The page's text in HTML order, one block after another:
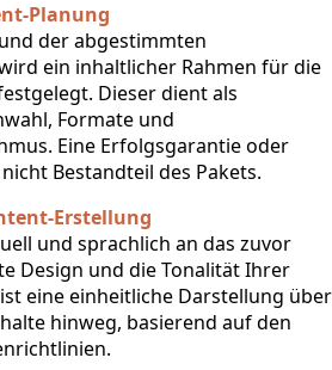
Planung
der abgestimmten
ein inhaltlicher Rahmen für die
Dieser dient als
Formate und
Eine Erfolgsgarantie oder
Bestandteil des Pakets.
Erstellung
und sprachlich an das zuvor
Design und die Tonalität Ihrer
eine einheitliche Darstellung über
hinweg, basierend auf den